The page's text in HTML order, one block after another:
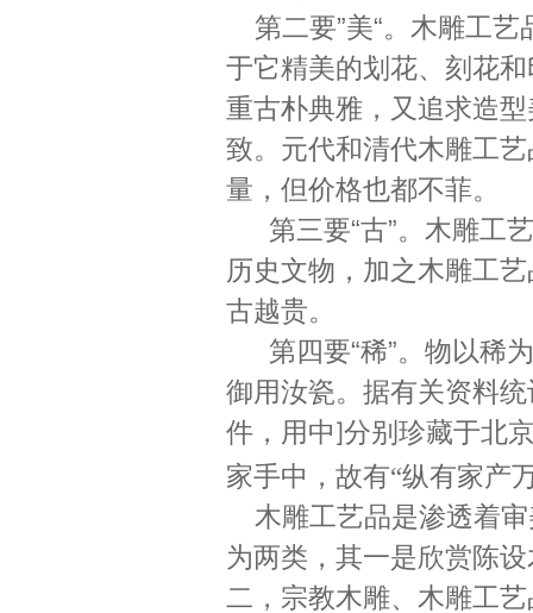
第二要”美“。木雕工
于它精美的划花、刻花
重古朴典雅，又追求造
致。元代和清代木雕工
量，但价格也都不菲。
第三要“古”。木雕工
历史文物，加之木雕工
古越贵。
第四要“稀”。物以稀
御用汝瓷。据有关资料
件，用中 分别珍藏于北
家手中，故有“纵有家产
木雕工艺品是渗透着
为两类，其一是欣赏陈
二，宗教木雕、木雕工